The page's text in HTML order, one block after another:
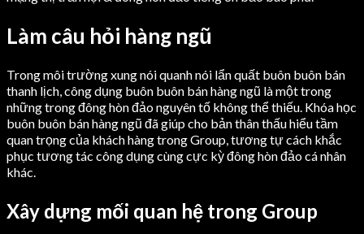
Làm câu hỏi hàng ngũ
Trong môi trường xung nói quanh nói lẩn quất buôn buôn bán
thanh lịch, công dụng buôn buôn bán hàng ngũ là một trong
những trong đông hòn đảo nguyên tố không thể thiếu. Khóa học
buôn buôn bán hàng ngũ đã giúp cho bản thân thấu hiểu tầm
quan trọng của khách hàng trong Group, tương tự cách khắc
phục tương tác công dụng cùng cực kỳ đông hòn đảo cá nhân
khác.
Xây dựng mối quan hệ trong Group